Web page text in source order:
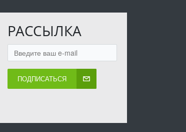
РАССЫЛКА
ПОДПИСАТЬСЯ